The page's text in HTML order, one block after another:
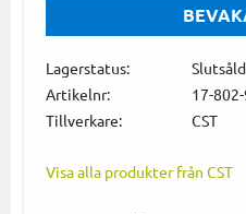
Lagerstatus
Slutsåld
Artikelnr
17-
Tillverkare
CST
Visa alla produkter från CST